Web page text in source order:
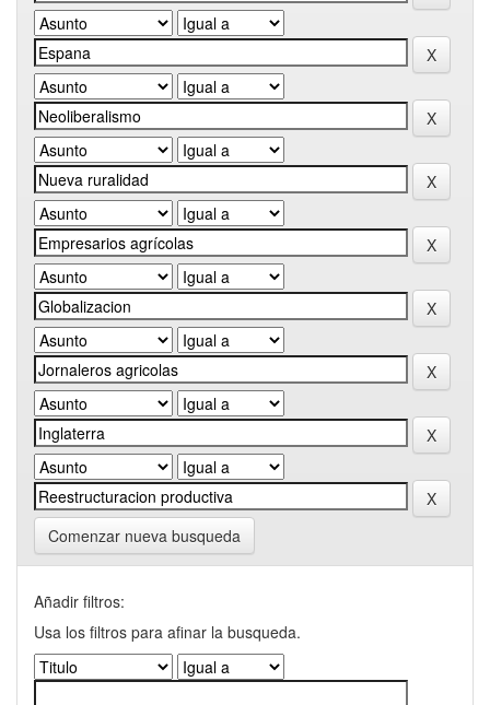
Comenzar nueva busqueda
Añadir filtros:
Usa los filtros para afinar la busqueda.